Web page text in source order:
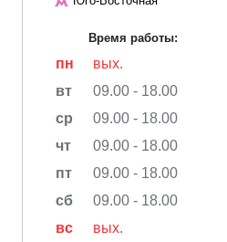
Время работы:
пн
вых.
вт
09.00 - 18.00
ср
09.00 - 18.00
чт
09.00 - 18.00
пт
09.00 - 18.00
сб
09.00 - 18.00
вс
вых.